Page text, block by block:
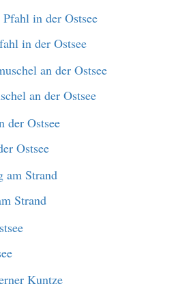
in der Ostsee
an der Ostsee
Ostsee
Strand